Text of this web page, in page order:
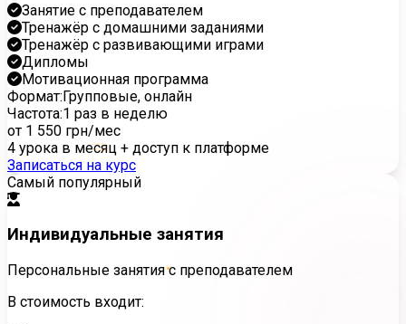
=
Занятие с преподавателем
Тренажёр с домашними заданиями
Тренажёр с развивающими играми
Дипломы
Мотивационная программа
Формат:Групповые, онлайн
Частота:1 раз в неделю
от 1 550 грн/мес
4 урока в месяц + доступ к платформе
Записаться на курс
Самый популярный
Индивидуальные занятия
Персональные занятия с преподавателем
В стоимость входит: